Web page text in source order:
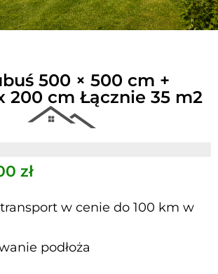
500 × 500 cm +
200 cm Łącznie 35 m2
zł
w cenie do 100 km w
podłoża